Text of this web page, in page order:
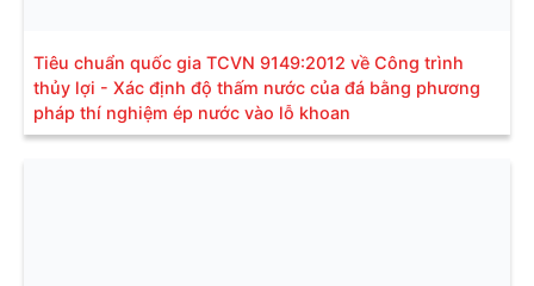
Tiêu chuẩn quốc gia TCVN 9149:2012 về Công trình
thủy lợi - Xác định độ thấm nước của đá bằng phương
pháp thí nghiệm ép nước vào lỗ khoan